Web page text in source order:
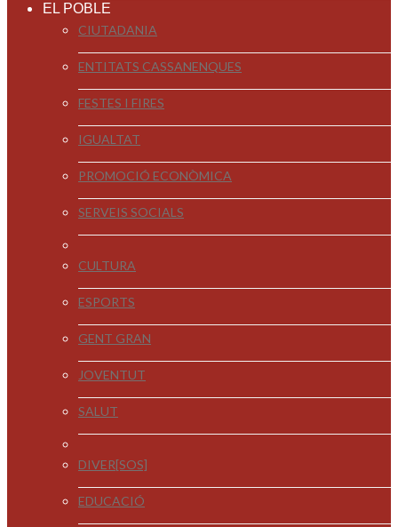
EL POBLE
CIUTADANIA
ENTITATS CASSANENQUES
FESTES I FIRES
IGUALTAT
PROMOCIÓ ECONÒMICA
SERVEIS SOCIALS
CULTURA
ESPORTS
GENT GRAN
JOVENTUT
SALUT
DIVER[SOS]
EDUCACIÓ